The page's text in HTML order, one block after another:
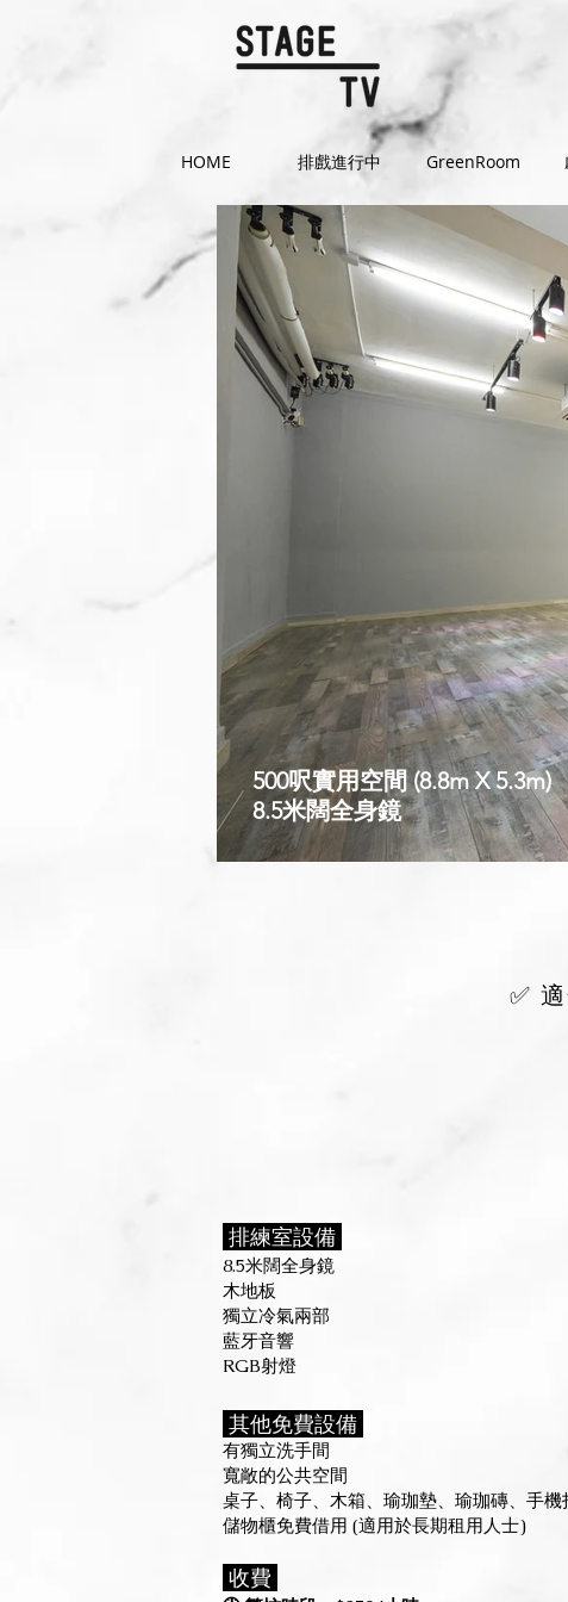
HOME 排戲進行中 GreenRoom
500呎實用空間 (8.8m X 5.3m)
8.5米闊全身鏡
✅
排練室設備
8.5米闊全身鏡
木地板
獨立冷氣兩部
藍牙音響
RGB射燈
其他免費設備
有獨立洗手間
寬敞的公共空間
桌子、椅子、木箱、瑜珈墊、瑜珈磚、手
儲物櫃免費借用 (適用於長期租用人士)
​ 收費